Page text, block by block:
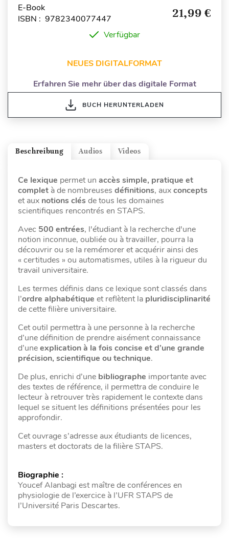
E-Book
ISBN : 9782340077447
21,99 €
Verfügbar
NEUES DIGITALFORMAT
Erfahren Sie mehr über das digitale Format
BUCH HERUNTERLADEN
Videos
Audios
Beschreibung
Ce lexique permet un accès simple, pratique et
complet à de nombreuses définitions, auxconcepts
et aux notions clés de tous les domaines
scientifiques rencontrés en STAPS.
Avec 500 entrées, l'étudiant à la recherche d'une
notion inconnue, oubliée ou à travailler, pourra la
découvrir ou se la remémorer et acquérir ainsi des
« certitudes » ou automatismes, utiles à la rigueur du
travail universitaire.
Les termes définis dans ce lexique sont classés dans
l’ordre alphabétique et reflètent la pluridisciplinarité
de cette filière universitaire.
Cet outil permettra à une personne à la recherche
d’une définition de prendre aisément connaissance
d’uneexplication à la fois concise et d’une grande
précision, scientifique ou technique.
De plus, enrichi d’une bibliographe importante avec
des textes de référence, il permettra de conduire le
lecteur à retrouver très rapidement le contexte dans
lequel se situent les définitions présentées pour les
approfondir.
Cet ouvrage s’adresse aux étudiants de licences,
masters et doctorats de la filière STAPS.
Biographie :
Youcef Alanbagi est maître de conférences en
physiologie de l’exercice à l’UFR STAPS de
l’Université Paris Descartes.